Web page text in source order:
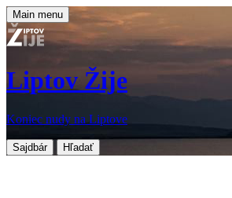
Main menu
Liptov Žije
Koniec nudy na Liptove
Sajdbár Hľadať